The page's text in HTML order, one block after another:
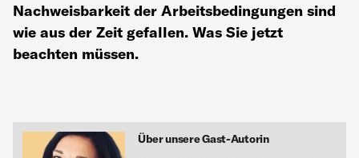
Nachweisbarkeit der Arbeitsbedingungen sind
wie aus der Zeit gefallen. Was Sie jetzt
beachten müssen.
Über unsere Gast-Autorin